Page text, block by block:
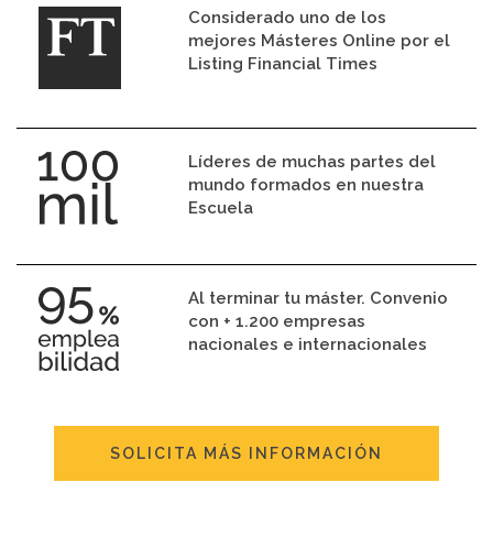
Considerado uno de los
mejores Másteres Online por el
Listing Financial Times
Líderes de muchas partes del
mundo formados en nuestra
Escuela
Al terminar tu máster. Convenio
con + 1.200 empresas
nacionales e internacionales
SOLICITA MÁS INFORMACIÓN